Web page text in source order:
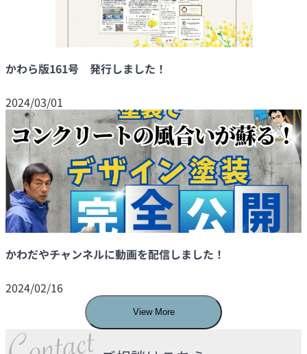
かわら版161号 発行しました！
2024/03/01
かわだやチャンネルに動画を配信しました！
2024/02/16
View More